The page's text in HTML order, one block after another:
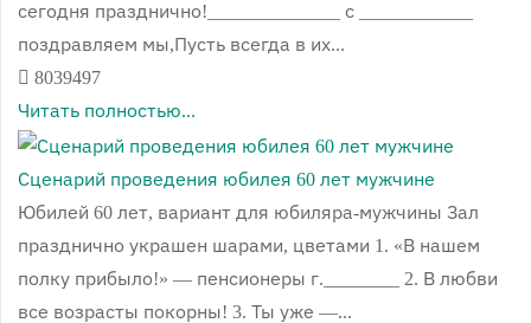
сегодня празднично!______________ с ____________
поздравляем мы,Пусть всегда в их...
8039497
Читать полностью...
Сценарий проведения юбилея 60 лет мужчине
Юбилей 60 лет, вариант для юбиляра-мужчины Зал
празднично украшен шарами, цветами 1. «В нашем
полку прибыло!» — пенсионеры г.________ 2. В любви
все возрасты покорны! 3. Ты уже —...